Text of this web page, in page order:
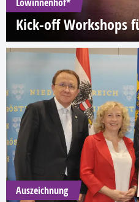
Kick-off Workshops
Auszeichnung